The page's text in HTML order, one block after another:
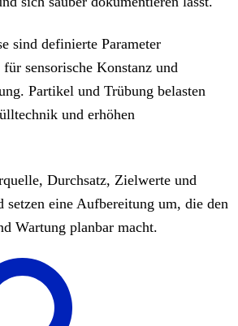
sind definierte Parameter
sensorische Konstanz und
Partikel und Trübung belasten
und erhöhen
Durchsatz, Zielwerte und
setzen eine Aufbereitung um, die den
Wartung planbar macht.